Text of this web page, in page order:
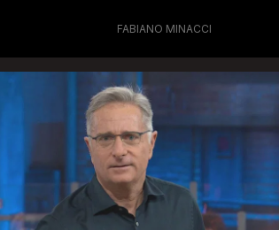
FABIANO MINACCI